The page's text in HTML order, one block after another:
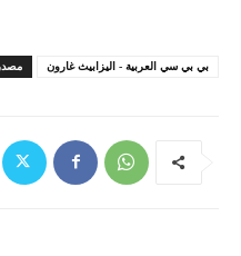
مصدر بي بي سي العربية - اليزابيث غارون